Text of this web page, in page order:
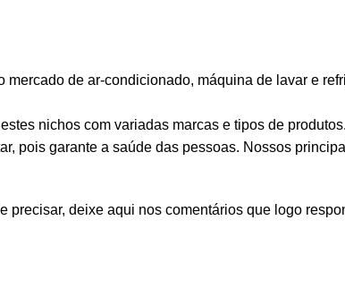
de ar-condicionado, máquina de lavar e
nichos com variadas marcas e tipos de produtos.
pois garante a saúde das pessoas. Nossos
deixe aqui nos comentários que logo